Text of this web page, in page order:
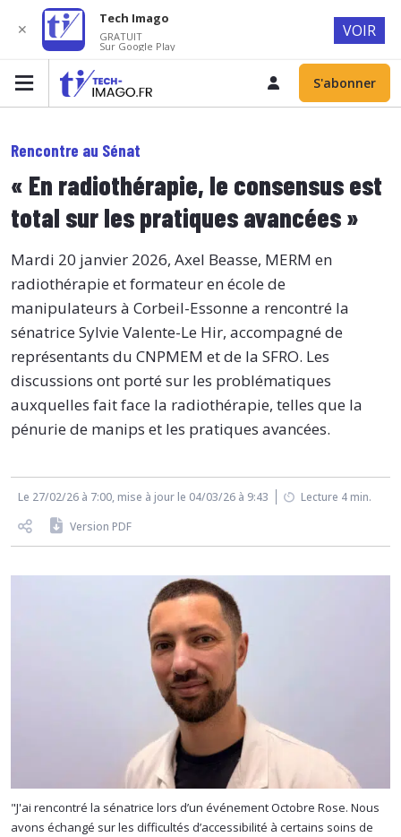
S'abonner
Rencontre au Sénat
« En radiothérapie, le consensus est
total sur les pratiques avancées »
Mardi 20 janvier 2026, Axel Beasse, MERM en
radiothérapie et formateur en école de
manipulateurs à Corbeil-Essonne a rencontré la
sénatrice Sylvie Valente-Le Hir, accompagné de
représentants du CNPMEM et de la SFRO. Les
discussions ont porté sur les problématiques
auxquelles fait face la radiothérapie, telles que la
pénurie de manips et les pratiques avancées.
Le 27/02/26 à 7:00, mise à jour le 04/03/26 à 9:43
Lecture 4 min.
Version PDF
"J'ai rencontré la sénatrice lors d’un événement Octobre Rose. Nous
avons échangé sur les difficultés d’accessibilité à certains soins de
✕
Tech Imago
GRATUIT
Sur Google Play
VOIR